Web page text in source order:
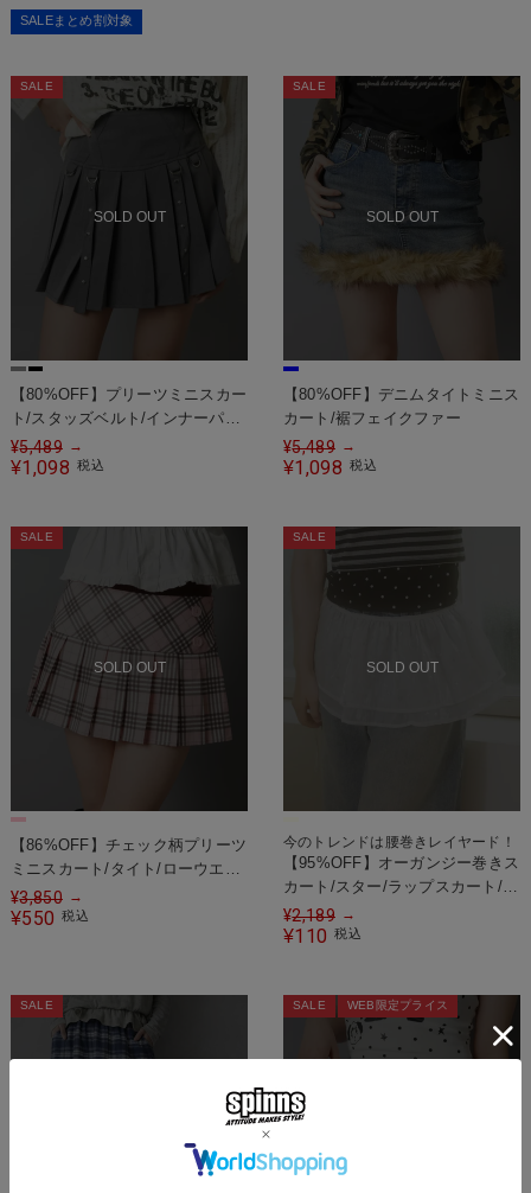
SALEまとめ割対象
SOLD OUT
SALE
【80%OFF】プリーツミニスカー
ト/スタッズベルト/インナーパン
ツ付き/#ロマンスパンク
¥5,489 →
¥1,098 税込
SOLD OUT
SALE
【80%OFF】デニムタイトミニス
カート/裾フェイクファー
¥5,489 →
¥1,098 税込
SOLD OUT
SALE
【86%OFF】チェック柄プリーツ
ミニスカート/タイト/ローウエス
ト/インナーパンツ付き
¥3,850 →
¥550 税込
SOLD OUT
SALE
今のトレンドは腰巻きレイヤード！
【95%OFF】オーガンジー巻きス
カート/スター/ラップスカート/腰
巻き/#ウィッシュコア
¥2,189 →
¥110 税込
SALE SALE WEB限定プライス